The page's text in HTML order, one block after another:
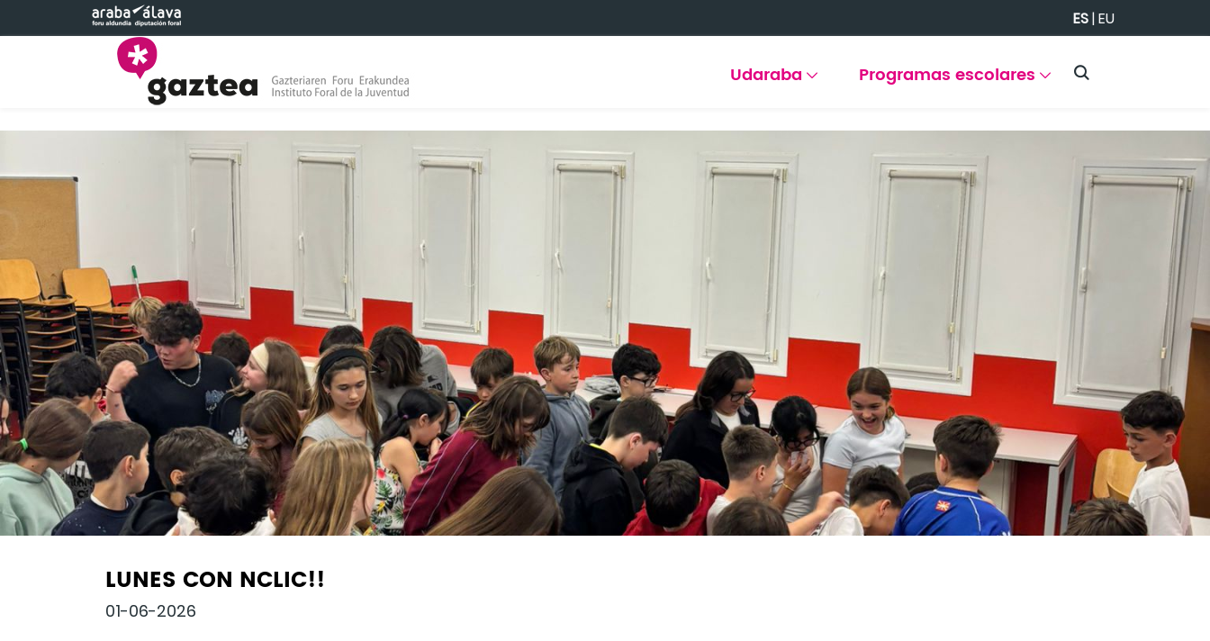
Saltar al contenido principal ES|EU
Udaraba Programas escolares
LUNES CON NCLIC!!
01-06-2026